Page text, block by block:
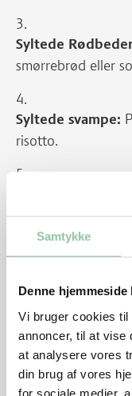
Samtykke
Denne
Vi bruger cookies
annoncer, til at vise
at analysere vores
din brug af vores
for sociale medier,
Syltede
smørrebrød eller
Syltede svampe:
risotto.
som dessert eller
frugter som æbler
Syltede annanas:
din isdessert.